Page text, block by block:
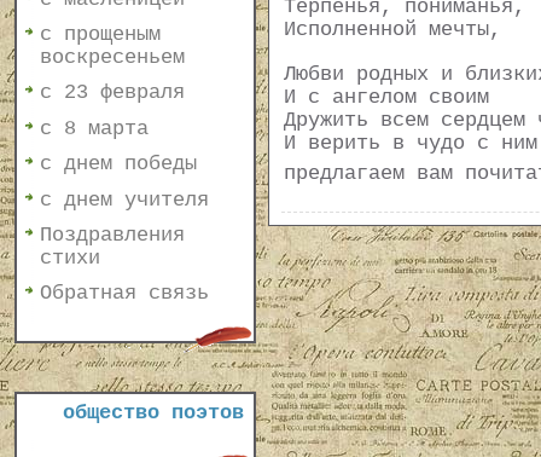
с прощеным
воскресеньем
с 23 февраля
с 8 марта
с днем победы
с днем учителя
Поздравления
стихи
Обратная связь
общество поэтов
Терпенья, пониманья,
Исполненной мечты,
Любви родных и
И с ангелом своим
Дружить всем сердцем
И верить в чудо с
предлагаем вам